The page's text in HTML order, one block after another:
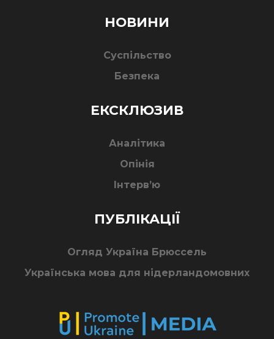
НОВИНИ
Суспільство
Безпека
ЕКСКЛЮЗИВ
Аналітика
Опінія
Інтерв’ю
ПУБЛІКАЦІЇ
Огляд Україна Брюссель
Українська мова для нідерландомовних